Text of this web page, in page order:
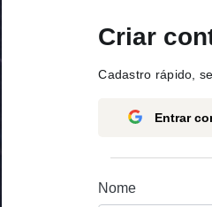
Criar
Cadastro rápido,
Entrar
Nome